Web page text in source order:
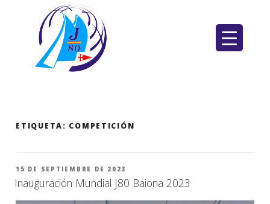
ETIQUETA: COMPETICIÓN
PUBLICADO
EL
15 DE SEPTIEMBRE DE 2023
Inauguración Mundial J80 Baiona 2023